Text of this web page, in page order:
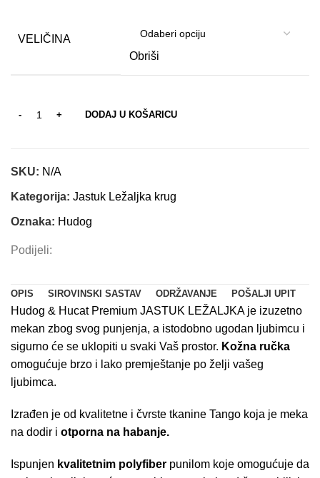
VELIČINA
Obriši
DODAJ U KOŠARICU
SKU: N/A
Kategorija: Jastuk Ležaljka krug
Oznaka: Hudog
Podijeli:
OPIS SIROVINSKI SASTAV ODRŽAVANJE POŠALJI UPIT
Hudog & Hucat Premium JASTUK LEŽALJKA je izuzetno
mekan zbog svog punjenja, a istodobno ugodan ljubimcu i
sigurno će se uklopiti u svaki Vaš prostor. Kožna ručka
omogućuje brzo i lako premještanje po želji vašeg
ljubimca.
Izrađen je od kvalitetne i čvrste tkanine Tango koja je meka
na dodir i otporna na habanje.
Ispunjen kvalitetnim polyfiber punilom koje omogućuje da